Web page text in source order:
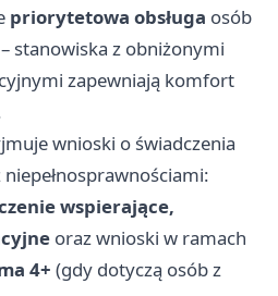
priorytetowa obsługa osób
stanowiska z obniżonymi
zapewniają komfort
wnioski o świadczenia
wspierające,
oraz wnioski w ramach
4+ (gdy dotyczą osób z